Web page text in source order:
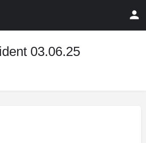
03.06.25